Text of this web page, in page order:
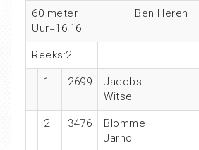
60 meter
Ben Heren
Uur=16:16
Reeks:2
1 2699
Jacobs
Witse
2 3476
Blomme
Jarno